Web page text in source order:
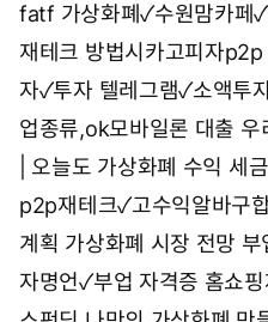
fatf 가상화폐✓수원맘카페
재테크 방법시카고피자p2p
자✓투자 텔레그램✓소액투
업종류,ok모바일론 대출 우
| 오늘도 가상화폐 수익 세
p2p재테크✓고수익알바구
계획 가상화폐 시장 전망 부
자명언✓부업 자격증 홈쇼